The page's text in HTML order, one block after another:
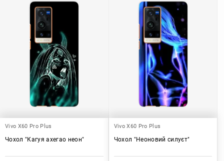
Vivo X60 Pro Plus
Чохол "Кагуя ахегао неон"
Vivo X60 Pro Plus
Чохол "Неоновий силуєт"